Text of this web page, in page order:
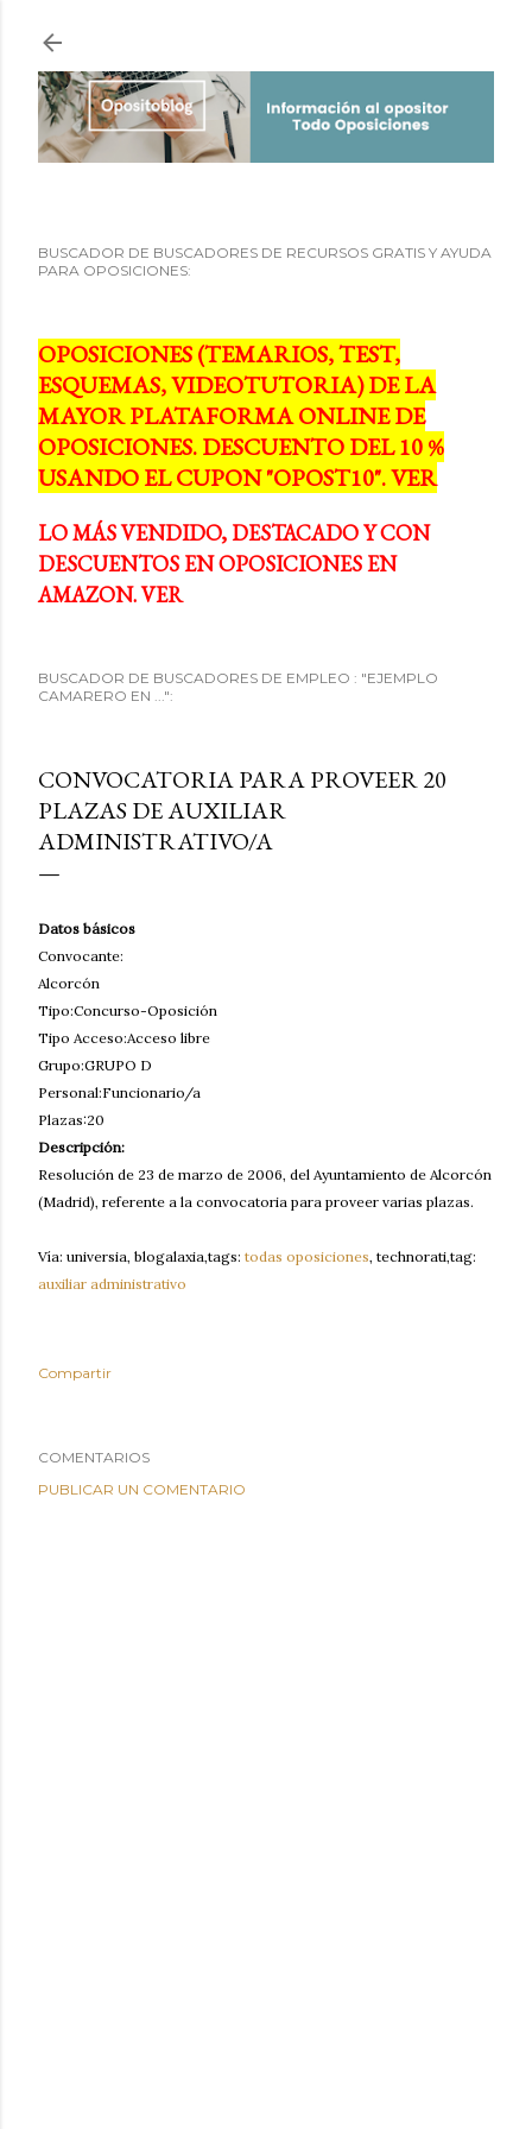
BUSCADOR DE BUSCADORES DE RECURSOS GRATIS Y AYUDA
PARA OPOSICIONES:
OPOSICIONES (TEMARIOS, TEST,
ESQUEMAS, VIDEOTUTORIA) DE LA
MAYOR PLATAFORMA ONLINE DE
OPOSICIONES. DESCUENTO DEL 10 %
USANDO EL CUPON "OPOST10". VER
LO MÁS VENDIDO, DESTACADO Y CON
DESCUENTOS EN OPOSICIONES EN
AMAZON. VER
BUSCADOR DE BUSCADORES DE EMPLEO : "EJEMPLO
CAMARERO EN ...":
CONVOCATORIA PARA PROVEER 20
PLAZAS DE AUXILIAR
ADMINISTRATIVO/A
Datos básicos
Convocante:
Alcorcón
Tipo:Concurso-Oposición
Tipo Acceso:Acceso libre
Grupo:GRUPO D
Personal:Funcionario/a
Plazas:20
Descripción:
Resolución de 23 de marzo de 2006, del Ayuntamiento de Alcorcón
(Madrid), referente a la convocatoria para proveer varias plazas.
Vía: universia, blogalaxia,tags: todas oposiciones, technorati,tag:
auxiliar administrativo
Compartir
COMENTARIOS
PUBLICAR UN COMENTARIO